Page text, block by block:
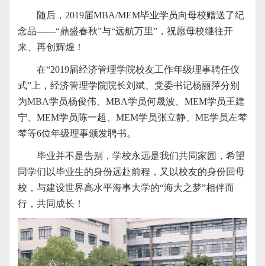
随后，2019届MBA/MEM毕业学员向母校赠送了纪
念品——“鼎盛春秋”与“远航万里”，祝愿母校继往开
来、再创辉煌！
在“2019届经济管理学院校友工作年级理事聘任仪
式”上，经济管理学院院长刘斌、党委书记杨丽萍分别
为MBA学员杨俊伟、MBA学员何晟波、MEM学员王建
宁、MEM学员陈一超、MEM学员张立静、ME学员左棽
棽等6位年级理事颁发聘书。
毕业并不是告别，学校永远是我们共同家园，希望
同学们以毕业生的身份远赴前程，又以校友的身份回母
校，与建设世界高水平海事大学的“海大之梦”相伴而
行，共同成长！